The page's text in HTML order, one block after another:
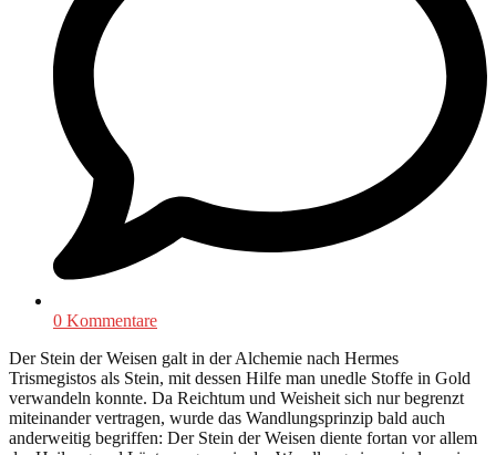
0 Kommentare
Der Stein der Weisen galt in der Alchemie nach Hermes
Trismegistos als Stein, mit dessen Hilfe man unedle Stoffe in Gold
verwandeln konnte. Da Reichtum und Weisheit sich nur begrenzt
miteinander vertragen, wurde das Wandlungsprinzip bald auch
anderweitig begriffen: Der Stein der Weisen diente fortan vor allem